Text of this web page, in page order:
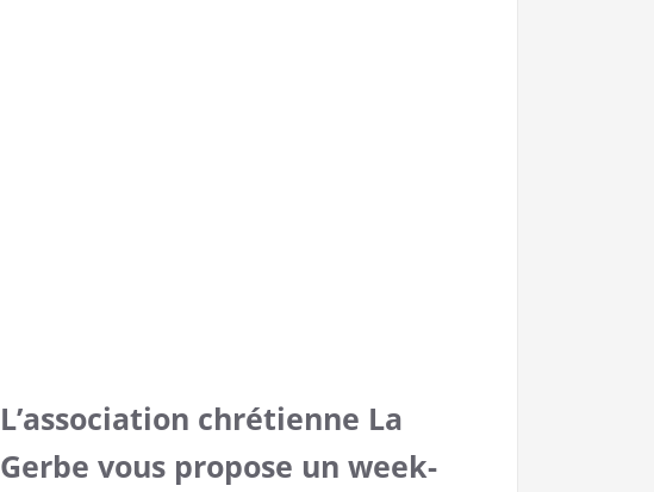
L’association chrétienne La
Gerbe vous propose un week-